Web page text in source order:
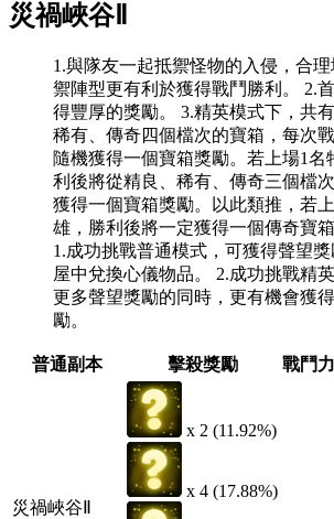
災禍峽谷Ⅱ
1.與隊友一起抵禦怪物的入侵，合
禦陣型更有利於獲得戰鬥勝利。 2.
得豐厚的獎勵。 3.精英模式下，共
稀有、傳奇四個檔次的寶箱，每次
隨機獲得一個寶箱獎勵。若上場1名
利後將從精良、稀有、傳奇三個檔
獲得一個寶箱獎勵。以此類推，若
雄，勝利後將一定獲得一個傳奇寶箱
1.成功挑戰普通模式，可獲得聲望
屋中兌換心儀物品。 2.成功挑戰精
更多聲望獎勵的同時，更有機會獲
勵。
普通副本 擊殺獎勵 戰鬥力
災禍峽谷Ⅱ
x 2 (11.92%)
x 4 (17.88%)